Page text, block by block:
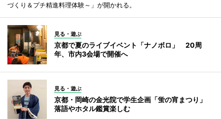
づくり＆プチ精進料理体験～」が開かれる。
見る・遊ぶ
京都で夏のライブイベント「ナノボロ」 20周
年、市内3会場で開催へ
見る・遊ぶ
京都・岡崎の金光院で学生企画「蛍の宵まつり」
落語やホタル鑑賞楽しむ